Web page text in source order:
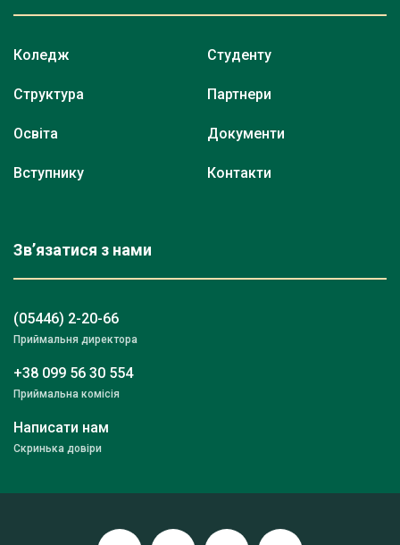
Коледж
Структура
Освіта
Вступнику
Студенту
Партнери
Документи
Контакти
Зв’язатися з нами
(05446) 2-20-66
Приймальня директора
+38 099 56 30 554
Приймальна комісія
Написати нам
Скринька довіри